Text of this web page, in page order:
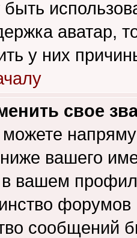
быть
аватар,
у них
свое
вашего
вашем
форумов
сообщений